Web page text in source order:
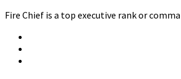
Fire Chief is a top executive rank or